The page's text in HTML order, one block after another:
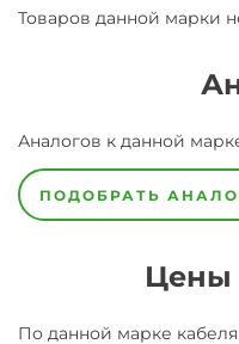
Товаров данной марки
Аналогов к данной
ПОДОБРАТЬ
Цены
По данной марке кабеля